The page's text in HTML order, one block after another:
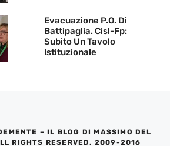
Evacuazione P.O. Di
Battipaglia. Cisl-Fp:
Subito Un Tavolo
Istituzionale
– IL BLOG DI MASSIMO DEL
RIGHTS RESERVED. 2009-2016